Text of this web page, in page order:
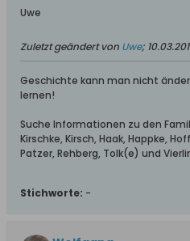
Uwe
Zuletzt geändert von Uwe;
Geschichte kann man nicht
lernen!
Suche Informationen zu den
Kirschke, Kirsch, Haak, Happke,
Patzer, Rehberg, Tolk(e) und
Stichworte: -